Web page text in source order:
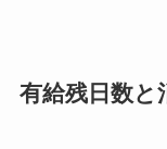
有給残日数と